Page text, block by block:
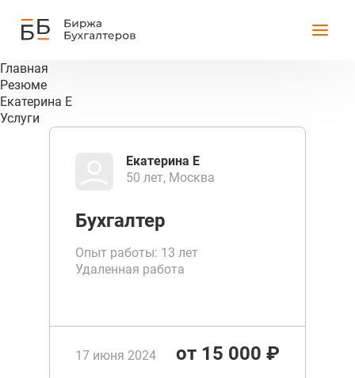
Главная
Резюме
Екатерина Е
Услуги
Екатерина Е
50 лет, Москва
Бухгалтер
Опыт работы: 13 лет
Удаленная работа
17 июня 2024 от 15 000 ₽